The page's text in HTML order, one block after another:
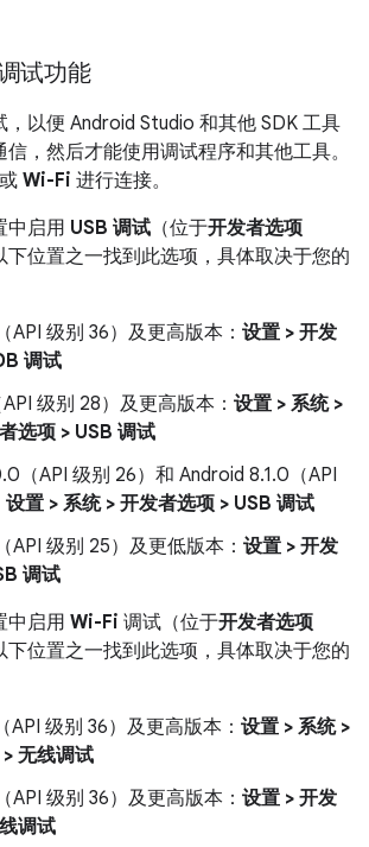
试功能
以便 Android Studio 和其他 SDK 工具
，然后才能使用调试程序和其他工具。
或 Wi-Fi 进行连接。
中启用 USB 调试 （位于开发者选项
下位置之一找到此选项，具体取决于您的
API 级别 36）及更高版本： 设置 > 开发
调试
级别 28）及更高版本： 设置 > 系统 >
选项 > USB 调试
（API 级别 26）和 Android 8.1.0（API
设置 > 系统 > 开发者选项 > USB 调试
API 级别 25）及更低版本： 设置 > 开发
调试
中启用 Wi-Fi 调试（位于开发者选项
下位置之一找到此选项，具体取决于您的
API 级别 36）及更高版本： 设置 > 系统 >
无线调试
API 级别 36）及更高版本： 设置 > 开发
调试